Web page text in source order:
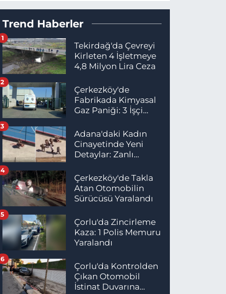
Trend Haberler
Tekirdağ'da Çevreyi
Kirleten 4 İşletmeye
4,8 Milyon Lira Ceza
1
Çerkezköy'de
Fabrikada Kimyasal
Gaz Paniği: 3 İşçi
2
Adana'daki Kadın
Cinayetinde Yeni
Detaylar: Zanlı
Yakalandı
3
Çerkezköy'de Takla
Atan Otomobilin
Sürücüsü Yaralandı
4
Çorlu'da Zincirleme
Kaza: 1 Polis Memuru
Yaralandı
5
Çorlu'da Kontrolden
Çıkan Otomobil
İstinat Duvarına
6